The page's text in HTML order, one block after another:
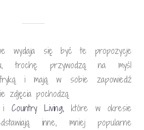
wydaja się być te propozycje
trochę przywodzą na myśl
i mają w sobie zapowiedź
zdjęcia pochodzą
i Country Living, które w okresie
inne, mniej popularne